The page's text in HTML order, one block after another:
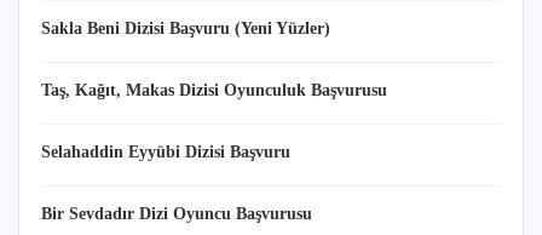
Sakla Beni Dizisi Başvuru (Yeni Yüzler)
Taş, Kağıt, Makas Dizisi Oyunculuk Başvurusu
Selahaddin Eyyübi Dizisi Başvuru
Bir Sevdadır Dizi Oyuncu Başvurusu